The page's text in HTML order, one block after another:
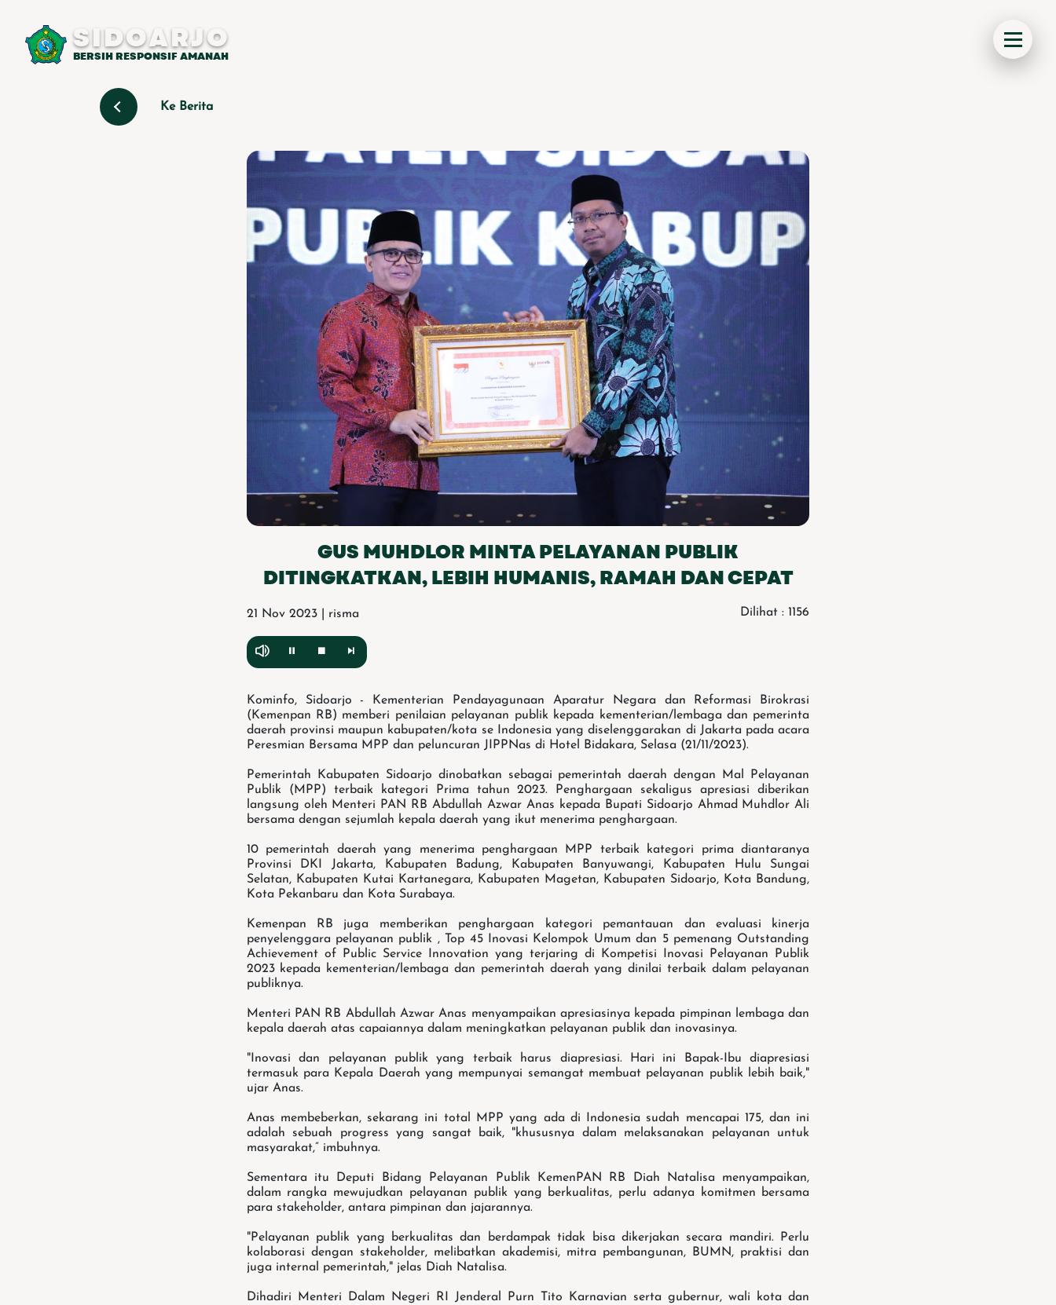
SIDOARJO
BERSIH RESPONSIF AMANAH
Ke Berita
GUS MUHDLOR MINTA PELAYANAN PUBLIK
DITINGKATKAN, LEBIH HUMANIS, RAMAH DAN CEPAT
21 Nov 2023 | risma Dilihat : 1156
Kominfo, Sidoarjo - Kementerian Pendayagunaan Aparatur Negara dan Reformasi Birokrasi
(Kemenpan RB) memberi penilaian pelayanan publik kepada kementerian/lembaga dan pemerinta
daerah provinsi maupun kabupaten/kota se Indonesia yang diselenggarakan di Jakarta pada acara
Peresmian Bersama MPP dan peluncuran JIPPNas di Hotel Bidakara, Selasa (21/11/2023).
Pemerintah Kabupaten Sidoarjo dinobatkan sebagai pemerintah daerah dengan Mal Pelayanan
Publik (MPP) terbaik kategori Prima tahun 2023. Penghargaan sekaligus apresiasi diberikan
langsung oleh Menteri PAN RB Abdullah Azwar Anas kepada Bupati Sidoarjo Ahmad Muhdlor Ali
bersama dengan sejumlah kepala daerah yang ikut menerima penghargaan.
10 pemerintah daerah yang menerima penghargaan MPP terbaik kategori prima diantaranya
Provinsi DKI Jakarta, Kabupaten Badung, Kabupaten Banyuwangi, Kabupaten Hulu Sungai
Selatan, Kabupaten Kutai Kartanegara, Kabupaten Magetan, Kabupaten Sidoarjo, Kota Bandung,
Kota Pekanbaru dan Kota Surabaya.
Kemenpan RB juga memberikan penghargaan kategori pemantauan dan evaluasi kinerja
penyelenggara pelayanan publik , Top 45 Inovasi Kelompok Umum dan 5 pemenang Outstanding
Achievement of Public Service Innovation yang terjaring di Kompetisi Inovasi Pelayanan Publik
2023 kepada kementerian/lembaga dan pemerintah daerah yang dinilai terbaik dalam pelayanan
publiknya.
Menteri PAN RB Abdullah Azwar Anas menyampaikan apresiasinya kepada pimpinan lembaga dan
kepala daerah atas capaiannya dalam meningkatkan pelayanan publik dan inovasinya.
"Inovasi dan pelayanan publik yang terbaik harus diapresiasi. Hari ini Bapak-Ibu diapresiasi
termasuk para Kepala Daerah yang mempunyai semangat membuat pelayanan publik lebih baik,"
ujar Anas.
Anas membeberkan, sekarang ini total MPP yang ada di Indonesia sudah mencapai 175, dan ini
adalah sebuah progress yang sangat baik, "khususnya dalam melaksanakan pelayanan untuk
masyarakat,” imbuhnya.
Sementara itu Deputi Bidang Pelayanan Publik KemenPAN RB Diah Natalisa menyampaikan,
dalam rangka mewujudkan pelayanan publik yang berkualitas, perlu adanya komitmen bersama
para stakeholder, antara pimpinan dan jajarannya.
"Pelayanan publik yang berkualitas dan berdampak tidak bisa dikerjakan secara mandiri. Perlu
kolaborasi dengan stakeholder, melibatkan akademisi, mitra pembangunan, BUMN, praktisi dan
juga internal pemerintah," jelas Diah Natalisa.
Dihadiri Menteri Dalam Negeri RI Jenderal Purn Tito Karnavian serta gubernur, wali kota dan